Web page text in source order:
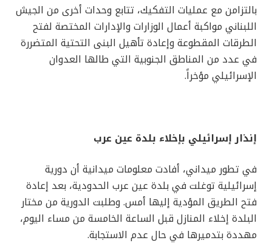
بالتزامن مع عمليات التفكيك، تتابع وحدات أخرى من الجيش
اللبناني مواكبة أعمال الوزارات والإدارات المختصة لفتح
الطرقات المقطوعة وإعادة تأهيل البنى التحتية المتضررة
في عدد من المناطق الجنوبية التي طالها العدوان
الإسرائيلي مؤخراً.
إنذار إسرائيلي بإخلاء بلدة عين عرب
في تطور ميداني، أفادت معلومات ميدانية أن دورية
إسرائيلية توغلت في بلدة عين عرب الحدودية، بعد إعادة
فتح الطريق المؤدية إليها أمس. وطلبت الدورية من مختار
البلدة إخلاء المنازل قبل الساعة الخامسة من مساء اليوم،
مهددة بتدميرها في حال عدم الاستجابة.